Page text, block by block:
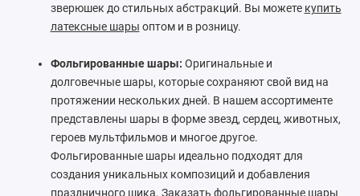
зверюшек до стильных абстракций. Вы можете купить
латексные шары оптом и в розницу.
Фольгированные шары: Оригинальные и
долговечные шары, которые сохраняют свой вид на
протяжении нескольких дней. В нашем ассортименте
представлены шары в форме звезд, сердец, животных,
героев мультфильмов и многое другое.
Фольгированные шары идеально подходят для
создания уникальных композиций и добавления
праздничного шика. Заказать фольгированные шары